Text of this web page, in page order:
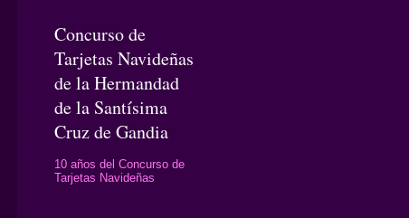
Concurso de
Tarjetas Navideñas
de la Hermandad
de la Santísima
Cruz de Gandia
10 años del Concurso de
Tarjetas Navideñas